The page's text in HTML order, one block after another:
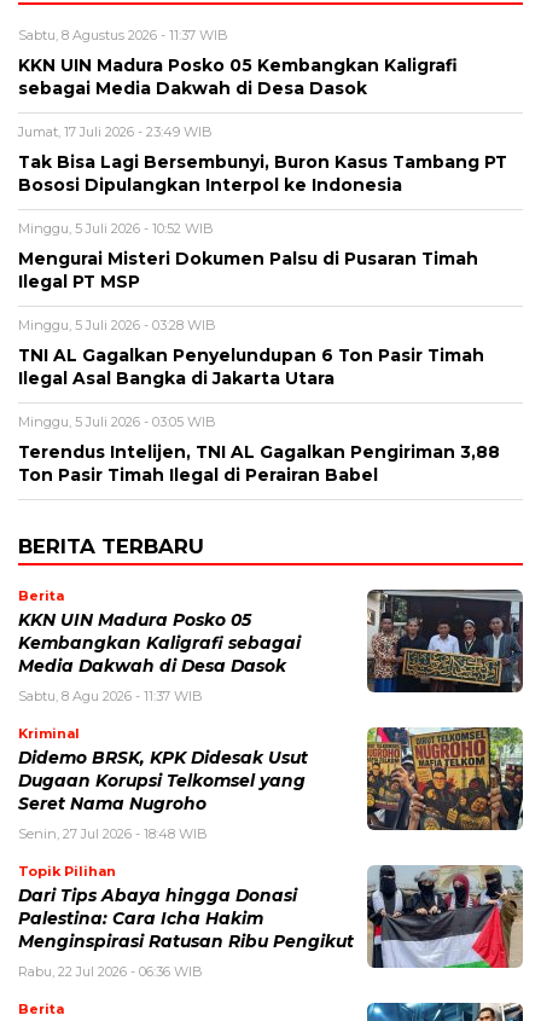
Sabtu, 8 Agustus 2026 - 11:37 WIB
KKN UIN Madura Posko 05 Kembangkan Kaligrafi
sebagai Media Dakwah di Desa Dasok
Jumat, 17 Juli 2026 - 23:49 WIB
Tak Bisa Lagi Bersembunyi, Buron Kasus Tambang PT
Bososi Dipulangkan Interpol ke Indonesia
Minggu, 5 Juli 2026 - 10:52 WIB
Mengurai Misteri Dokumen Palsu di Pusaran Timah
Ilegal PT MSP
Minggu, 5 Juli 2026 - 03:28 WIB
TNI AL Gagalkan Penyelundupan 6 Ton Pasir Timah
Ilegal Asal Bangka di Jakarta Utara
Minggu, 5 Juli 2026 - 03:05 WIB
Terendus Intelijen, TNI AL Gagalkan Pengiriman 3,88
Ton Pasir Timah Ilegal di Perairan Babel
BERITA TERBARU
Berita
KKN UIN Madura Posko 05
Kembangkan Kaligrafi sebagai
Media Dakwah di Desa Dasok
Sabtu, 8 Agu 2026 - 11:37 WIB
Kriminal
Didemo BRSK, KPK Didesak Usut
Dugaan Korupsi Telkomsel yang
Seret Nama Nugroho
Senin, 27 Jul 2026 - 18:48 WIB
Topik Pilihan
Dari Tips Abaya hingga Donasi
Palestina: Cara Icha Hakim
Menginspirasi Ratusan Ribu Pengikut
Rabu, 22 Jul 2026 - 06:36 WIB
Berita